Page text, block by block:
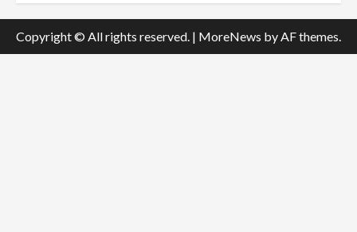
Copyright © All rights reserved. | MoreNews by AF themes.